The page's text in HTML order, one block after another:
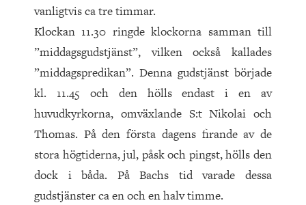
vanligtvis ca tre timmar.
Klockan 11.30 ringde klockorna samman till
”middagsgudstjänst”, vilken också kallades
”middagspredikan”. Denna guds­tjänst började
kl. 11.45 och den hölls endast i en av
huvudkyrkorna, omväxlande S:t Nikolai och
Thomas. På den första dagens firande av de
stora högtiderna, jul, påsk och pingst, hölls den
dock i båda. På Bachs tid varade dessa
gudstjänster ca en och en halv timme.